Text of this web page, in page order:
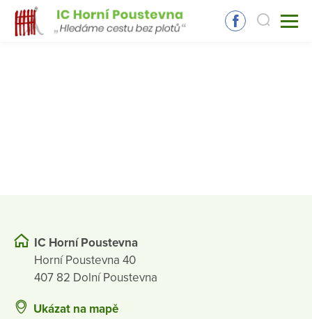
IC Horní Poustevna
Horní Poustevna 40
407 82 Dolní Poustevna
Ukázat na mapě